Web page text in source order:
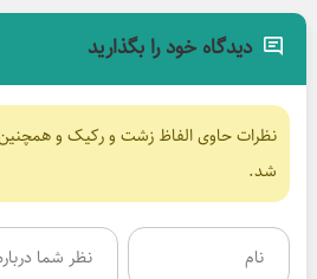
دیدگاه خود را بگذارید
نظرات حاوی الفاظ زشت و رکیک و
شد.